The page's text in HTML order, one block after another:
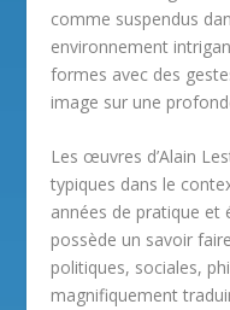
comme suspendus
environnement
formes avec des
image sur une
Les œuvres d’Alain
typiques dans le
années de pratique et
possède un savoir
politiques, sociales,
magnifiquement